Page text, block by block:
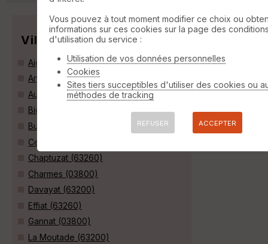
Villes
Aigueperse (63260)
Artonne (63460)
Aubiat (63260)
Biozat (03800)
Bussières-et-Pruns (63260)
Cellule (63200)
Chaptuzat (63260)
Charmes (03800)
Davayat (63200)
Effiat (63260)
Gannat (03800)
La Moutade (63200)
Vous pouvez à tout moment modifier ce choix ou
informations sur ces cookies sur la page des
d'utilisation du service :
Utilisation de vos données personnelles
Cookies
Sites tiers succeptibles d'utiliser des cookies ou
méthodes de tracking
REFUSER ACCEPTER